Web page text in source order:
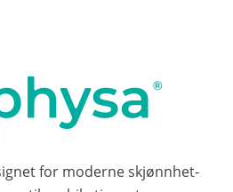
for moderne skjønnhet-